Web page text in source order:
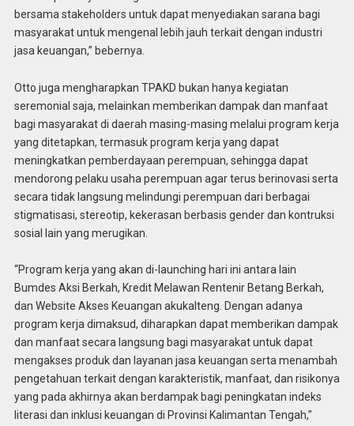
bersama stakeholders untuk dapat menyediakan sarana bagi
masyarakat untuk mengenal lebih jauh terkait dengan industri
jasa keuangan,” bebernya.
Otto juga mengharapkan TPAKD bukan hanya kegiatan
seremonial saja, melainkan memberikan dampak dan manfaat
bagi masyarakat di daerah masing-masing melalui program kerja
yang ditetapkan, termasuk program kerja yang dapat
meningkatkan pemberdayaan perempuan, sehingga dapat
mendorong pelaku usaha perempuan agar terus berinovasi serta
secara tidak langsung melindungi perempuan dari berbagai
stigmatisasi, stereotip, kekerasan berbasis gender dan kontruksi
sosial lain yang merugikan.
“Program kerja yang akan di-launching hari ini antara lain
Bumdes Aksi Berkah, Kredit Melawan Rentenir Betang Berkah,
dan Website Akses Keuangan akukalteng. Dengan adanya
program kerja dimaksud, diharapkan dapat memberikan dampak
dan manfaat secara langsung bagi masyarakat untuk dapat
mengakses produk dan layanan jasa keuangan serta menambah
pengetahuan terkait dengan karakteristik, manfaat, dan risikonya
yang pada akhirnya akan berdampak bagi peningkatan indeks
literasi dan inklusi keuangan di Provinsi Kalimantan Tengah,”